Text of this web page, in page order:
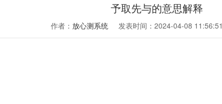
予取先与的意思解释
作者： 放心测系统 发表时间：2024-04-08 11:56:51